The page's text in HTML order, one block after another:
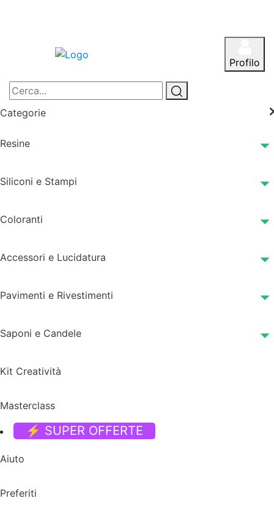
Profilo
Categorie
Resine
Siliconi e Stampi
Coloranti
Accessori e Lucidatura
Pavimenti e Rivestimenti
Saponi e Candele
Kit Creatività
Masterclass
⚡ SUPER OFFERTE
Aiuto
Preferiti